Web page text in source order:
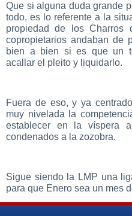
Que si alguna duda grande
todo, es lo referente a la
propiedad de los Charros
copropietarios andaban de
bien a bien si es que un
acallar el pleito y liquidarlo.
Fuera de eso, y ya
muy nivelada la
establecer en la víspera
condenados a la zozobra.
Sigue siendo la LMP una
para que Enero sea un mes